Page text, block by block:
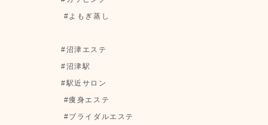
#よもぎ蒸し
#沼津エステ
#沼津駅
#駅近サロン
#痩身エステ
#ブライダルエステ